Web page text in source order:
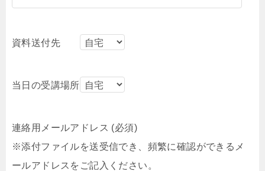
資料送付先
当日の受講場所
連絡用メールアドレス (必須)
※添付ファイルを送受信でき、頻繁に確認ができるメ
ールアドレスをご記入ください。